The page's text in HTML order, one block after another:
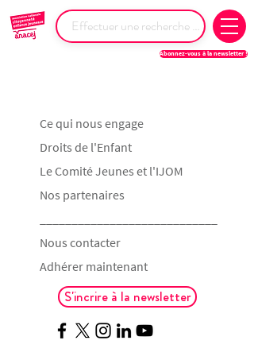
Abonnez-vous à la newsletter !
Ce qui nous engage
Droits de l'Enfant
Le Comité Jeunes et l'IJOM
Nos partenaires
Nous contacter
Adhérer maintenant
S'incrire à la newsletter